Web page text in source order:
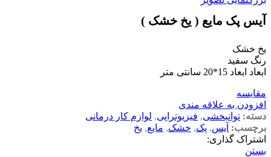
آیس پک مایع ( یخ خشک )
یخ خشک
رنگ سفید
ابعاد ابعاد 15*20 سانتی متر
مقایسه
افزودن به علاقه مندی
دسته: توانبخشی, فیزیوتراپی, لوازم کار درمانی
برچسب: آیس, پک, خشک, مایع, یخ
اشتراک گذاری:
بستن